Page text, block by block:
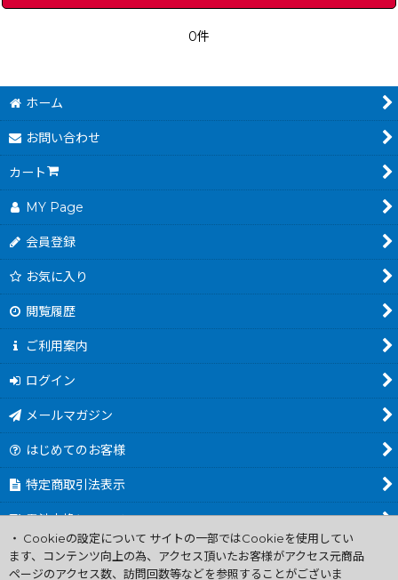
0件
ホーム
お問い合わせ
カート
MY Page
会員登録
お気に入り
閲覧履歴
ご利用案内
ログイン
メールマガジン
はじめてのお客様
特定商取引法表示
電池交換について
商品カテゴリ一覧
・ Cookieの設定について サイトの一部ではCookieを使用してい
ます、コンテンツ向上の為、アクセス頂いたお客様がアクセス元商品
ページのアクセス数、訪問回数等などを参照することがございま